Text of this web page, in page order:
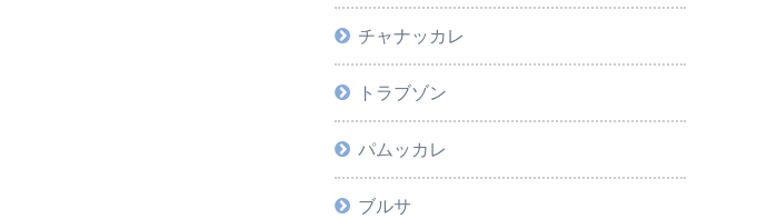
チャナッカレ
トラブゾン
パムッカレ
ブルサ